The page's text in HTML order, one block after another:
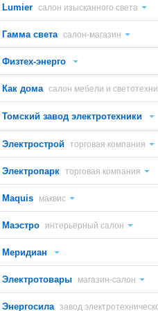
Lumier салон изысканного света
Гамма света салон-магазин
Физтех-энерго
Как дома салон мебели и
Томский завод электротехники
Электрострой торговая компания
Электропарк торговая компания
Maquis маквис
Маэстро интерьерный салон
Меридиан
Электротовары магазин-салон
Энергосила завод